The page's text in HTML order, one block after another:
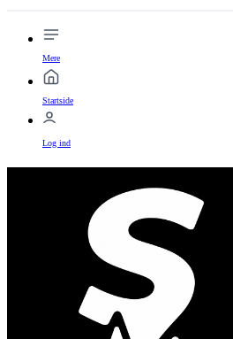
Mere
Startside
Log ind